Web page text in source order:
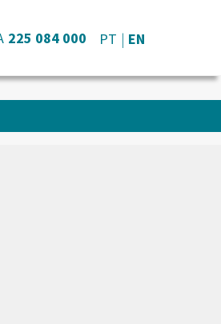
225 084 000 PT EN